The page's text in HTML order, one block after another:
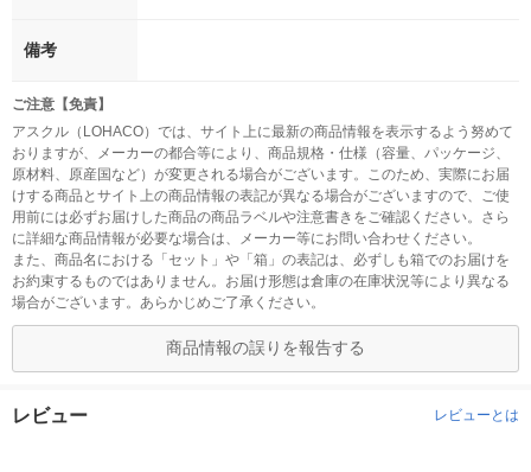
備考
ご注意【免責】
アスクル（LOHACO）では、サイト上に最新の商品情報を表示するよう努めて
おりますが、メーカーの都合等により、商品規格・仕様（容量、パッケージ、
原材料、原産国など）が変更される場合がございます。このため、実際にお届
けする商品とサイト上の商品情報の表記が異なる場合がございますので、ご使
用前には必ずお届けした商品の商品ラベルや注意書きをご確認ください。さら
に詳細な商品情報が必要な場合は、メーカー等にお問い合わせください。
また、商品名における「セット」や「箱」の表記は、必ずしも箱でのお届けを
お約束するものではありません。お届け形態は倉庫の在庫状況等により異なる
場合がございます。あらかじめご了承ください。
商品情報の誤りを報告する
レビュー レビューとは